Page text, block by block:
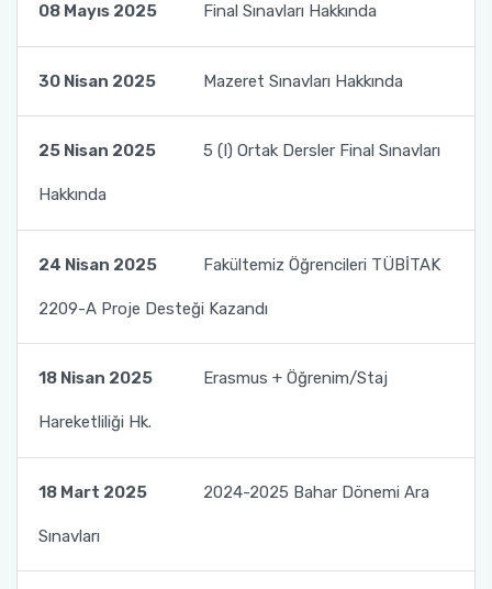
08 Mayıs 2025 Final Sınavları Hakkında
30 Nisan 2025 Mazeret Sınavları Hakkında
25 Nisan 2025 5 (I) Ortak Dersler Final Sınavları
Hakkında
24 Nisan 2025 Fakültemiz Öğrencileri TÜBİTAK
2209-A Proje Desteği Kazandı
18 Nisan 2025 Erasmus + Öğrenim/Staj
Hareketliliği Hk.
18 Mart 2025 2024-2025 Bahar Dönemi Ara
Sınavları